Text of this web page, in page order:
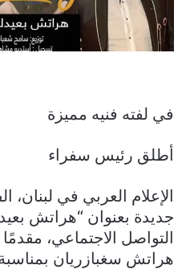
في لفته فنيه مميزة
أطلق رئيس سفراء
الإعلام العربي في لبنان،
جديدة بعنوان “هراتش
التواصل الاجتماعي،
هراتش سغبازريان